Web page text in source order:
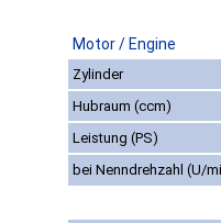
Motor / Engine
Zylinder
Hubraum (ccm)
Leistung (PS)
bei Nenndrehzahl (U/